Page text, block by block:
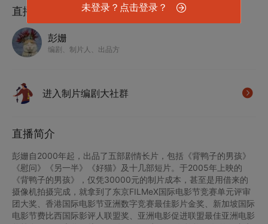
直播嘉宾
彭姗
编剧、制片人、出品方
进入制片编剧大社群
直播简介
彭姗自2000年起，出品了五部剧情长片，包括《背鸭子的男孩》
《慰问》《另一半》《好猫》及十几部短片。于2005年上映的
《背鸭子的男孩》，仅凭30000元的制片成本，甚至是用借来的
摄像机拍摄完成，就拿到了东京FILMeX国际电影节竞赛单元评审
团大奖、香港国际电影节亚洲数字竞赛最佳影片金奖、新加坡国际
电影节费比西国际影评人联盟奖、亚洲电影促进联盟最佳亚洲电影
未登录？点击登录？